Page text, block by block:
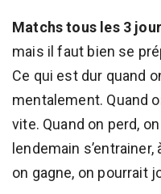
Matchs tous les 3
mais il faut bien se
Ce qui est dur quand
mentalement. Quand
vite. Quand on perd,
lendemain
on gagne, on pourrait